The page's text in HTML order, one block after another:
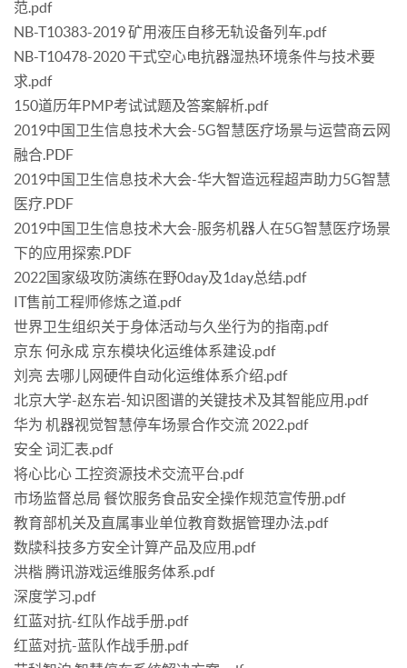
范.pdf
NB-T10383-2019 矿用液压自移无轨设备列车.pdf
NB-T10478-2020 干式空心电抗器湿热环境条件与技术要
求.pdf
150道历年PMP考试试题及答案解析.pdf
2019中国卫生信息技术大会-5G智慧医疗场景与运营商云网
融合.PDF
2019中国卫生信息技术大会-华大智造远程超声助力5G智慧
医疗.PDF
2019中国卫生信息技术大会-服务机器人在5G智慧医疗场景
下的应用探索.PDF
2022国家级攻防演练在野0day及1day总结.pdf
IT售前工程师修炼之道.pdf
世界卫生组织关于身体活动与久坐行为的指南.pdf
京东 何永成 京东模块化运维体系建设.pdf
刘亮 去哪儿网硬件自动化运维体系介绍.pdf
北京大学-赵东岩-知识图谱的关键技术及其智能应用.pdf
华为 机器视觉智慧停车场景合作交流 2022.pdf
安全 词汇表.pdf
将心比心 工控资源技术交流平台.pdf
市场监督总局 餐饮服务食品安全操作规范宣传册.pdf
教育部机关及直属事业单位教育数据管理办法.pdf
数牍科技多方安全计算产品及应用.pdf
洪楷 腾讯游戏运维服务体系.pdf
深度学习.pdf
红蓝对抗-红队作战手册.pdf
红蓝对抗-蓝队作战手册.pdf